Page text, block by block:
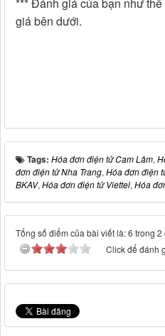
giá bên dưới.
Tags: Hóa đơn điện tử Cam Lâm,
đơn điện tử Nha Trang, Hóa đơn điện
BKAV, Hóa đơn điện tử Viettel, Hóa
Tổng số điểm của bài viết là: 6 trong 2
Click để đánh